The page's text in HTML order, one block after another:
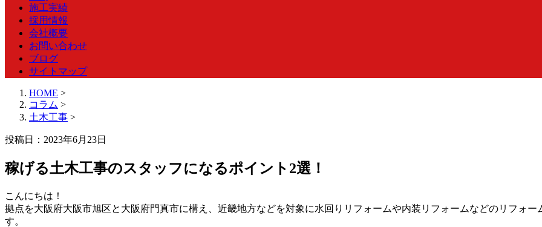
施工実績
採用情報
会社概要
お問い合わせ
ブログ
サイトマップ
HOME >
コラム >
土木工事 >
投稿日：2023年6月23日
稼げる土木工事のスタッフになるポイント2選！
こんにちは！
拠点を大阪府大阪市旭区と大阪府門真市に構え、近畿地方などを対象に水回りリフォームや内装リフォームなどのリフォ
す。